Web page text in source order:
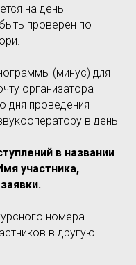
на день
проверен по
(минус) для
организатора
дня проведения
в день
в названии
участника,
номера
в другую